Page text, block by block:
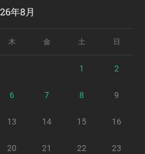
年8月
木 金 土 日
1 2
6 7 8 9
13 14 15 16
20 21 22 23